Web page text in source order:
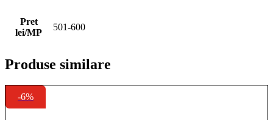
Pret
lei/MP
501-600
Produse similare
-6%